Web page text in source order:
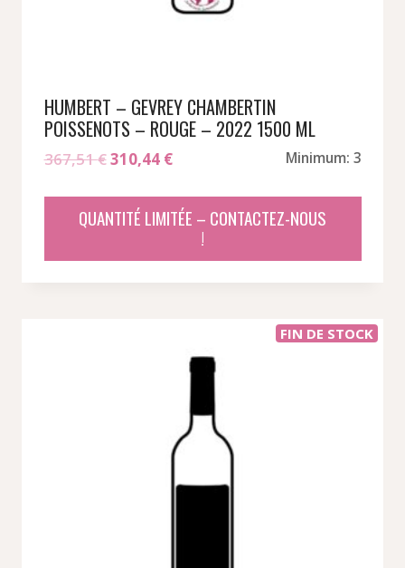
HUMBERT – GEVREY CHAMBERTIN
POISSENOTS – ROUGE – 2022 1500 ML
367,51€Le
initial
était :
310,44 €Le
actuel
est :
Minimum: 3
QUANTITÉ LIMITÉE – CONTACTEZ-NOUS
!
FIN DE STOCK